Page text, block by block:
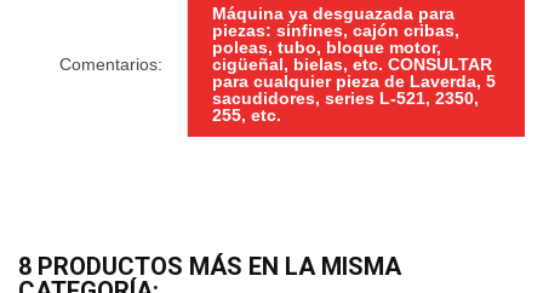
Comentarios:
Máquina ya desguazada para
piezas: sinfines, cajón cribas,
poleas, tubo, bloque motor,
cigüeñal, bielas, etc. CONSULTAR
para cualquier pieza de Laverda, 5
sacudidores, series L-521, 2350,
255, etc.
8 PRODUCTOS MÁS EN LA MISMA